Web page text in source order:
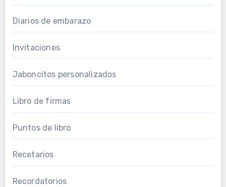
Diarios de embarazo
Invitaciones
Jaboncitos personalizados
Libro de firmas
Puntos de libro
Recetarios
Recordatorios